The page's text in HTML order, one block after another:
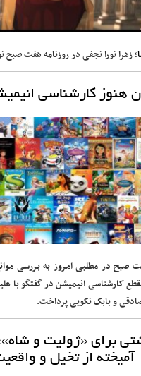
؛ زهرا نورا نجفی در روزنامه هفت
هنوز کارشناسی
صبح در مطلبی امروز به بررسی
کارشناسی انیمیشن در گفتگو با
و بابک نکویی پرداخت.
برای «ژولیت و
آمیخته از تخیل و